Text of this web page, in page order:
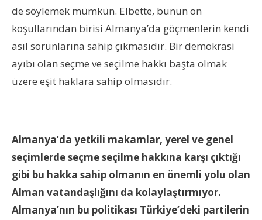
de söylemek mümkün. Elbette, bunun ön
koşullarından birisi Almanya’da göçmenlerin kendi
asıl sorunlarına sahip çıkmasıdır. Bir demokrasi
ayıbı olan seçme ve seçilme hakkı başta olmak
üzere eşit haklara sahip olmasıdır.
Almanya’da yetkili makamlar, yerel ve genel
seçimlerde seçme seçilme hakkına karşı çıktığı
gibi bu hakka sahip olmanın en önemli yolu olan
Alman vatandaşlığını da kolaylaştırmıyor.
Almanya’nın bu politikası Türkiye’deki partilerin